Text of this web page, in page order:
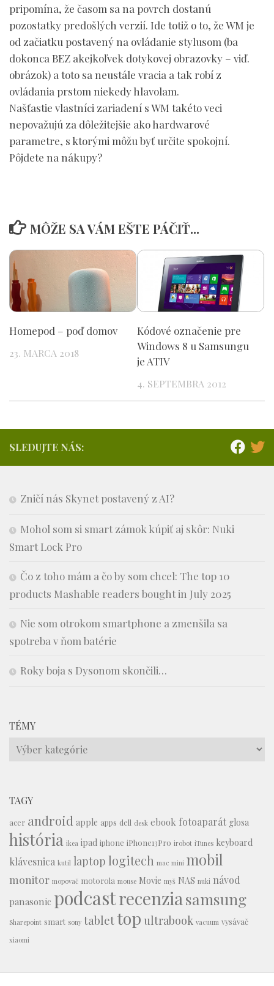
pripomína, že časom sa na povrch dostanú
pozostatky predošlých verzií. Ide totiž o to, že WM je
od začiatku postavený na ovládanie stylusom (ba
dokonca BEZ akejkoľvek dotykovej obrazovky – viď.
obrázok) a toto sa neustále vracia a tak robí z
ovládania prstom niekedy hlavolam.
Našťastie vlastníci zariadení s WM takéto veci
nepovažujú za dôležitejšie ako hardwarové
parametre, s ktorými môžu byť určite spokojní.
Pôjdete na nákupy?
MÔŽE SA VÁM EŠTE PÁČIŤ...
Homepod – poď domov
23. MARCA 2018
Kódové označenie pre
Windows 8 u Samsungu
je ATIV
4. SEPTEMBRA 2012
SLEDUJTE NÁS:
Zničí nás Skynet postavený z AI?
Mohol som si smart zámok kúpiť aj skôr: Nuki
Smart Lock Pro
Čo z toho mám a čo by som chcel: The top 10
products Mashable readers bought in July 2025
Nie som otrokom smartphone a zmenšila sa
spotreba v ňom batérie
Roky boja s Dysonom skončili…
TÉMY
Témy
TAGY
acer android apple apps dell desk ebook fotoaparát glosa
história ikea ipad iphone iPhone13Pro irobot iTunes keyboard
klávesnica kutil laptop logitech mac mini mobil
monitor mopovač motorola mouse Movie myš NAS nuki návod
panasonic podcastrecenziasamsung
Sharepoint smart sony tablettop ultrabook vacuum vysávač
xiaomi